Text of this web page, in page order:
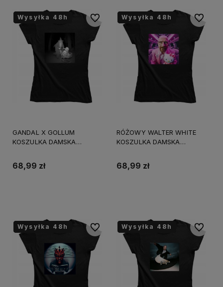
Wysyłka 48h
Wysyłka 48h
Wysyłka 48h
GANDAL X GOLLUM
KOSZULKA DAMSKA
68,99 zł
Do ulubionychWysyłka 48h
Wysyłka 48h
Wysyłka 48h
RÓŻOWY WALTER WHITE
KOSZULKA DAMSKA
68,99 zł
Do
Wysyłka 48h
Wysyłka 48h
Wysyłka 48h Do ulubionychWysyłka 48h
Wysyłka 48h
Wysyłka 48h Do